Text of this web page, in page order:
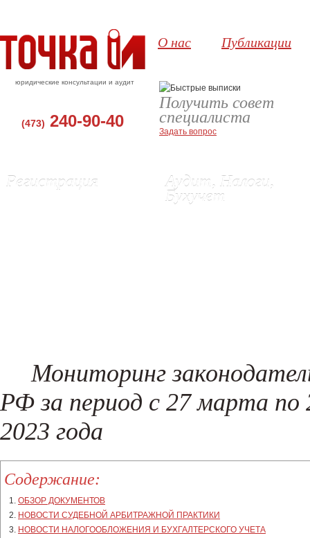
юридические консультации и аудит
(473) 240-90-40
О нас Публикации
Получить совет
специалиста
Задать вопрос
Регистрация
Аудит, Налоги,
Бухучет
Поиск хищений и
(New!)
Мониторинг
РФ за период с 27 марта по
2023 года
Содержание:
ОБЗОР ДОКУМЕНТОВ
НОВОСТИ СУДЕБНОЙ АРБИТРАЖНОЙ ПРАКТИКИ
НОВОСТИ НАЛОГООБЛОЖЕНИЯ И БУХГАЛТЕРСКОГО УЧЕТА